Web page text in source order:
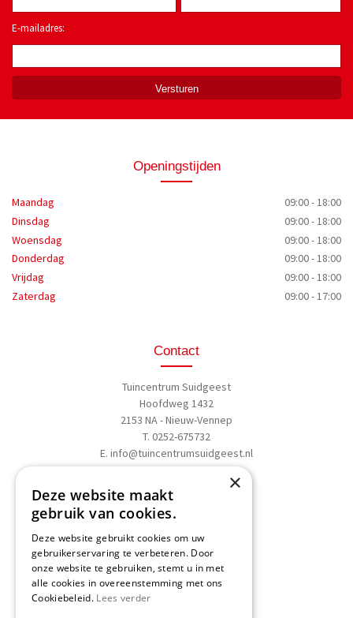
E-mailadres:
Openingstijden
Maandag
09:00 - 18:00
Dinsdag
09:00 - 18:00
Woensdag
09:00 - 18:00
Donderdag
09:00 - 18:00
Vrijdag
09:00 - 18:00
Zaterdag
09:00 - 17:00
Contact
Tuincentrum Suidgeest
Hoofdweg 1432
2153 NA - Nieuw-Vennep
T. 0252-675732
E. info@tuincentrumsuidgeest.nl
Routebeschrijving
Schrijf een recensie
×
Deze website maakt
gebruik van cookies.
Deze website gebruikt cookies om uw
gebruikerservaring te verbeteren. Door
onze website te gebruiken, stemt u in met
alle cookies in overeenstemming met ons
Cookiebeleid. Lees verder